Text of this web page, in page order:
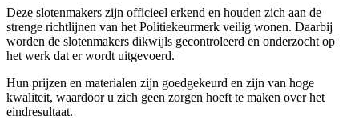
Deze slotenmakers zijn officieel erkend en houden zich aan de
strenge richtlijnen van het Politiekeurmerk veilig wonen. Daarbij
worden de slotenmakers dikwijls gecontroleerd en onderzocht op
het werk dat er wordt uitgevoerd.
Hun prijzen en materialen zijn goedgekeurd en zijn van hoge
kwaliteit, waardoor u zich geen zorgen hoeft te maken over het
eindresultaat.